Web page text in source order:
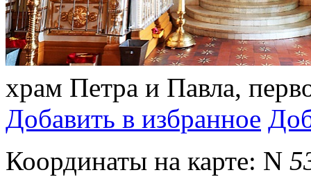
храм Петра и Павла,
Добавить в избранное
Координаты на карте: N